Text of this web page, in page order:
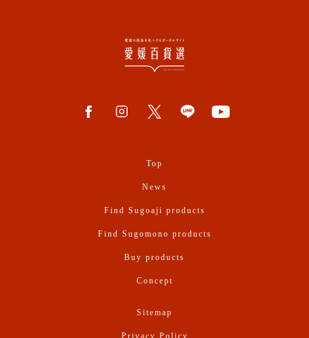
Top
News
Find Sugoaji products
Find Sugomono products
Buy products
Concept
Sitemap
Privacy Policy